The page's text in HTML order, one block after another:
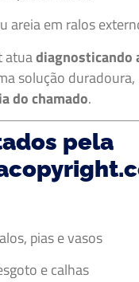
areia em ralos
atuadiagnosticando
solução duradoura,
do chamado.
pela
pias e vasos
e calhas